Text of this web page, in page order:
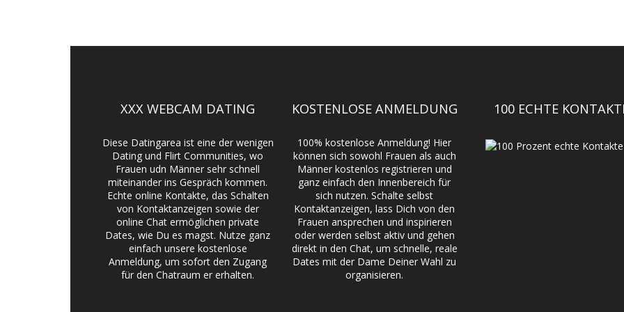
XXX WEBCAM DATING
Diese Datingarea ist eine der wenigen
Dating und Flirt Communities, wo
Frauen udn Männer sehr schnell
miteinander ins Gespräch kommen.
Echte online Kontakte, das Schalten
von Kontaktanzeigen sowie der
online Chat ermöglichen private
Dates, wie Du es magst. Nutze ganz
einfach unsere kostenlose
Anmeldung, um sofort den Zugang
für den Chatraum er erhalten.
KOSTENLOSE ANMELDUNG
100% kostenlose Anmeldung! Hier
können sich sowohl Frauen als auch
Männer kostenlos registrieren und
ganz einfach den Innenbereich für
sich nutzen. Schalte selbst
Kontaktanzeigen, lass Dich von den
Frauen ansprechen und inspirieren
oder werden selbst aktiv und gehen
direkt in den Chat, um schnelle, reale
Dates mit der Dame Deiner Wahl zu
organisieren.
100 ECHTE